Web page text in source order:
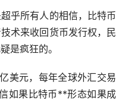
乎所有人的相信，比特币
术来收回货币发行权，民
是疯狂的。
美元，每年全球外汇交易
如果比特币**形态如果成